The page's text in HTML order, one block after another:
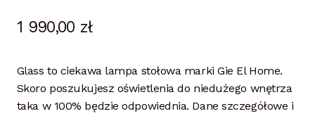
1 990,00 zł
Glass to ciekawa lampa stołowa marki Gie El Home.
Skoro poszukujesz oświetlenia do niedużego wnętrza
taka w 100% będzie odpowiednia. Dane szczegółowe i